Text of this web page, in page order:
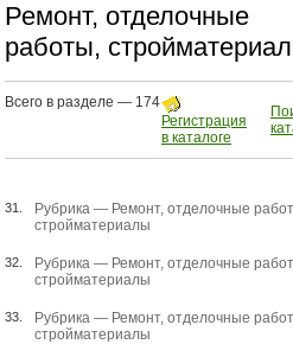
Ремонт, отделочные
работы,
Всего в разделе — 174
Регистрация
в каталоге
31. Рубрика — Ремонт, отделочные
стройматериалы
32. Рубрика — Ремонт, отделочные
стройматериалы
33. Рубрика — Ремонт, отделочные
стройматериалы